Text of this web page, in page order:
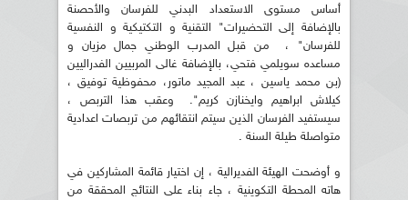
أساس مستوى الاستعداد البدني للفرسان والأحصنة
بالإضافة إلى التحضيرات" التقنية و التكتيكية و النفسية
للفرسان" ، من قبل المدرب الوطني جمال مزيان و
مساعده سويلمي فتحي، بالإضافة غالى المربيين الفدراليين
(بن محمد ياسين ، عبد المجيد ماتور، محفوظية توفيق ،
كيلاش ابراهيم وايخنازن كريم". وعقب هذا التربص ،
سيستفيد الفرسان الذين سيتم انتقائهم من تربصات اعدادية
متواصلة طيلة السنة .
و أوضحت الهيئة الفديرالية ، إن اختيار قائمة المشاركين في
هاته المحطة التكوينية ، جاء بناء على النتائج المحققة من